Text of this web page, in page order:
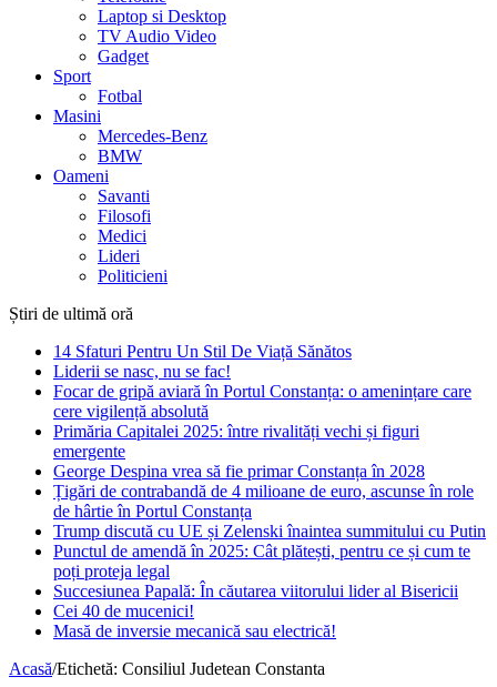
Laptop si Desktop
TV Audio Video
Gadget
Sport
Fotbal
Masini
Mercedes-Benz
BMW
Oameni
Savanti
Filosofi
Medici
Lideri
Politicieni
Știri de ultimă oră
14 Sfaturi Pentru Un Stil De Viață Sănătos
Liderii se nasc, nu se fac!
Focar de gripă aviară în Portul Constanța: o amenințare care
cere vigilență absolută
Primăria Capitalei 2025: între rivalități vechi și figuri
emergente
George Despina vrea să fie primar Constanța în 2028
Țigări de contrabandă de 4 milioane de euro, ascunse în role
de hârtie în Portul Constanța
Trump discută cu UE și Zelenski înaintea summitului cu Putin
Punctul de amendă în 2025: Cât plătești, pentru ce și cum te
poți proteja legal
Succesiunea Papală: În căutarea viitorului lider al Bisericii
Cei 40 de mucenici!
Masă de inversie mecanică sau electrică!
Acasă/Etichetă: Consiliul Judetean Constanta